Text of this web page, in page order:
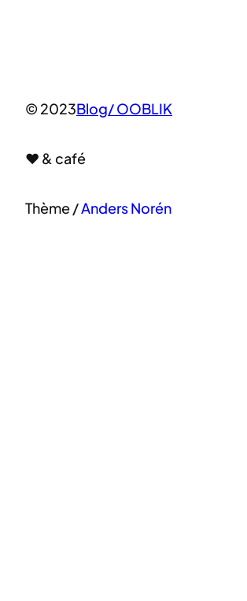
© 2023Blog/ OOBLIK
♥ & café
Thème /Anders Norén